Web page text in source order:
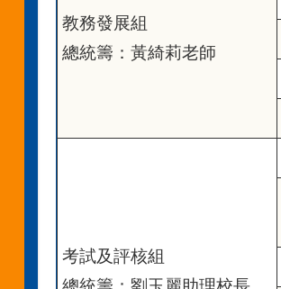
教務發展組
總統籌：黃綺莉老師
考試及評核組